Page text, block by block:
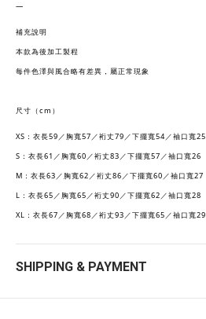
—
補充說明
本款為後加工製程
每件色澤與風合略有差異，屬正常現象
尺寸（cm）
XS：衣長59／胸寬57／裄丈79／下擺寬54／袖口寬25
S：衣長61／胸寬60／裄丈83／下擺寬57／袖口寬26
M：衣長63／胸寬62／裄丈86／下擺寬60／袖口寬27
L：衣長65／胸寬65／裄丈90／下擺寬62／袖口寬28
XL：衣長67／胸寬68／裄丈93／下擺寬65／袖口寬29
SHIPPING & PAYMENT